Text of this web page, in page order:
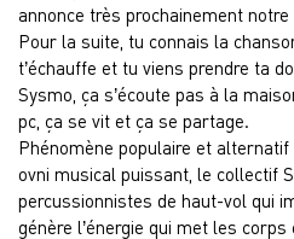
annonce très prochainement notre
Pour la suite, tu connais la
t’échauffe et tu viens prendre ta
Sysmo, ça s’écoute pas à la
pc, ça se vit et ça se partage.
Phénomène populaire et
ovni musical puissant, le collectif
percussionnistes de haut-vol qui
génère l’énergie qui met les